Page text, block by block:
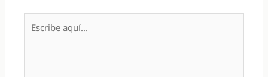
aquí...